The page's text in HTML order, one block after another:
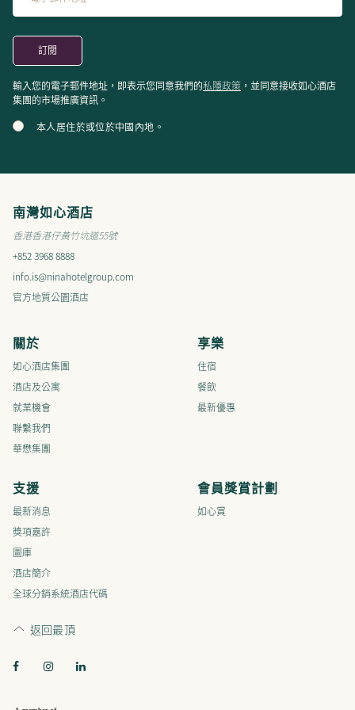
會議廳 II 80(m²) / 860(ft²) 80(m²) / 860(ft²)
會議廳 I - II 140(m²) / 1510(ft²)
會議廳 I - II- III 220(m²) / 2370(ft²)
輸入您的電子郵件地址，即表示您同意我們的私隱政策 ，並同意接收如心酒店
集團的市場推廣資訊。
本人居住於或位於中國內地。
南灣如心酒店
香港香港仔黃竹坑道55號
+852 3968 8888
info.is@ninahotelgroup.com
官方地質公園酒店
關於
如心酒店集團
酒店及公寓
就業機會
聯繫我們​​​​​​​​
華懋集團
享樂
住宿
餐飲
最新優惠
支援
最新消息
獎項嘉許
圖庫
酒店簡介
全球分銷系統酒店代碼
會員獎賞計劃
如心賞
返回最頂